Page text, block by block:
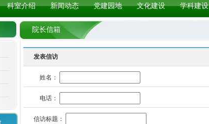
科室介绍 新闻动态 党建园地 文化建设 学科建设
院长信箱
发表信访
姓名：
电话：
信访标题：